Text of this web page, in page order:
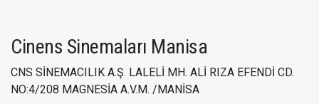
Cinens Sinemaları Manisa
CNS SİNEMACILIK A.Ş. LALELİ MH. ALİ RIZA EFENDİ CD.
NO:4/208 MAGNESİA A.V.M. /MANİSA